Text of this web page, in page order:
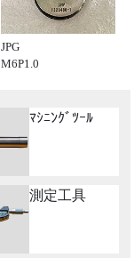
JPG
M6P1.0
ﾏｼﾆﾝｸﾞﾂｰﾙ
測定工具